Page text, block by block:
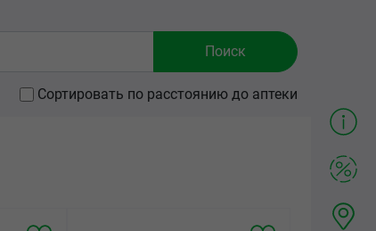
Сортировать по расстоянию до аптеки